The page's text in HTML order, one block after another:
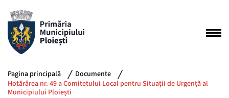
Pagina principală
Documente
Hotărârea nr. 49 a Comitetului Local pentru Situații de Urgență al
Municipiului Ploiești